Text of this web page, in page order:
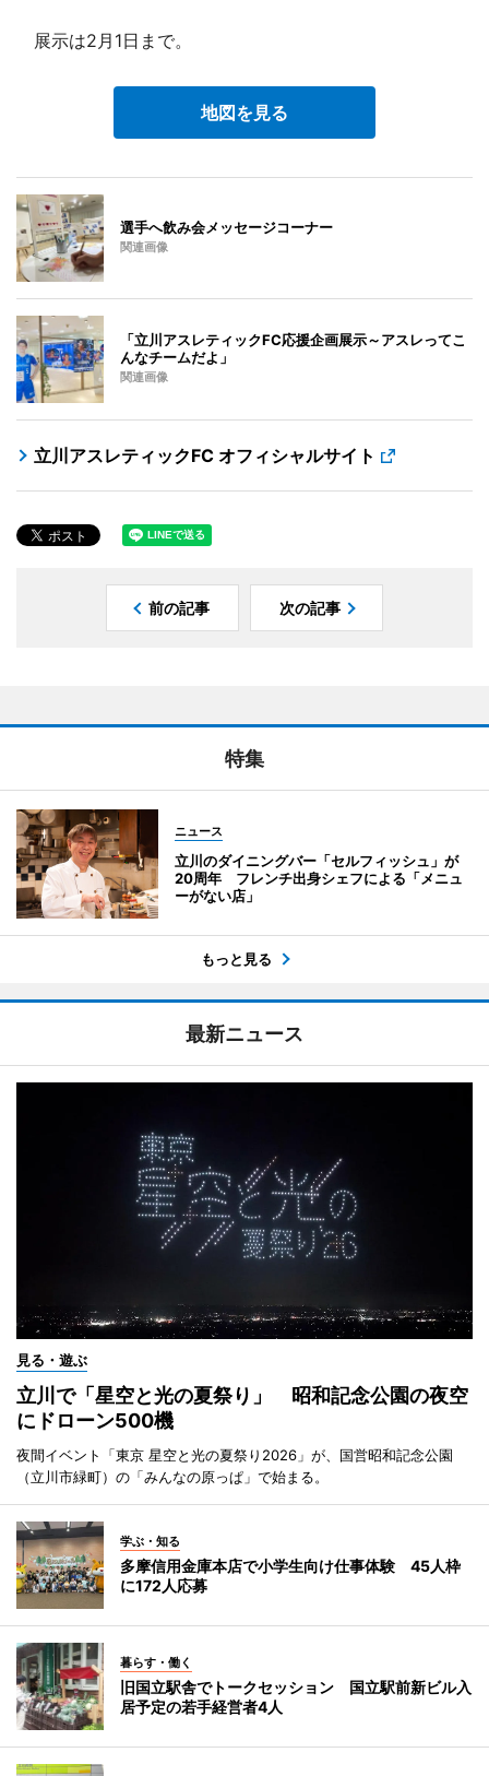
展示は2月1日まで。
地図を見る
選手へ飲み会メッセージコーナー
関連画像
「立川アスレティックFC応援企画展示～アスレってこ
んなチームだよ」
関連画像
立川アスレティックFC オフィシャルサイト
前の記事 次の記事
特集
ニュース
立川のダイニングバー「セルフィッシュ」が
20周年 フレンチ出身シェフによる「メニュ
ーがない店」
もっと見る
最新ニュース
見る・遊ぶ
立川で「星空と光の夏祭り」 昭和記念公園の夜空
にドローン500機
夜間イベント「東京 星空と光の夏祭り2026」が、国営昭和記念公園
（立川市緑町）の「みんなの原っぱ」で始まる。
学ぶ・知る
多摩信用金庫本店で小学生向け仕事体験 45人枠
に172人応募
暮らす・働く
旧国立駅舎でトークセッション 国立駅前新ビル入
居予定の若手経営者4人